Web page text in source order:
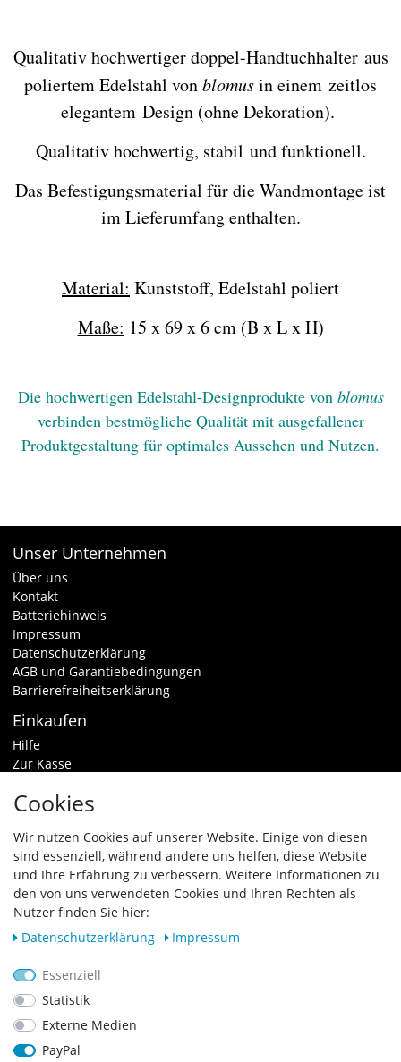
Qualitativ hochwertiger doppel-Handtuchhalter aus
poliertem Edelstahl vonblomusin einem zeitlos
elegantem Design (ohne Dekoration).
Qualitativ hochwertig, stabil und funktionell.
Das Befestigungsmaterial für die Wandmontage ist
im Lieferumfang enthalten.
Material: Kunststoff, Edelstahl poliert
Maße: 15 x 69 x 6 cm (B x L x H)
Die hochwertigen Edelstahl-Designprodukte von blomus
verbinden bestmögliche Qualität mit ausgefallener
Produktgestaltung für optimales Aussehen und Nutzen.
Unser Unternehmen
Über uns
Kontakt
Batteriehinweis
Impressum
Datenschutzerklärung
AGB und Garantiebedingungen
Barrierefreiheitserklärung
Einkaufen
Hilfe
Zur Kasse
Zahlungsarten & Versand
Vertrag widerrufen
Zahlungsarten
Cookies
Wir nutzen Cookies auf unserer Website. Einige von diesen
sind essenziell, während andere uns helfen, diese Website
und Ihre Erfahrung zu verbessern. Weitere Informationen zu
den von uns verwendeten Cookies und Ihren Rechten als
Nutzer finden Sie hier:
Daten­schutz­erklärung
Impressum
Essenziell
Statistik
Externe Medien
PayPal